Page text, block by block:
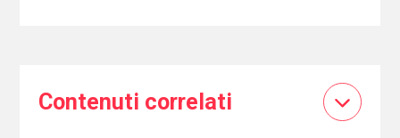
Contenuti correlati